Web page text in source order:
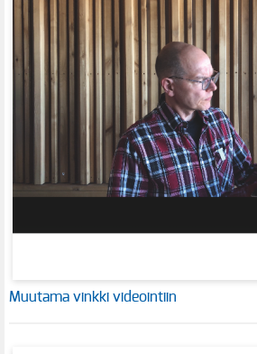
Muutama vinkki videointiin